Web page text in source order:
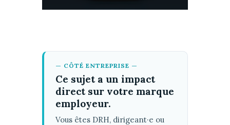
— CÔTÉ ENTREPRISE —
Ce sujet a un impact
direct sur votre marque
employeur.
Vous êtes DRH, dirigeant·e ou